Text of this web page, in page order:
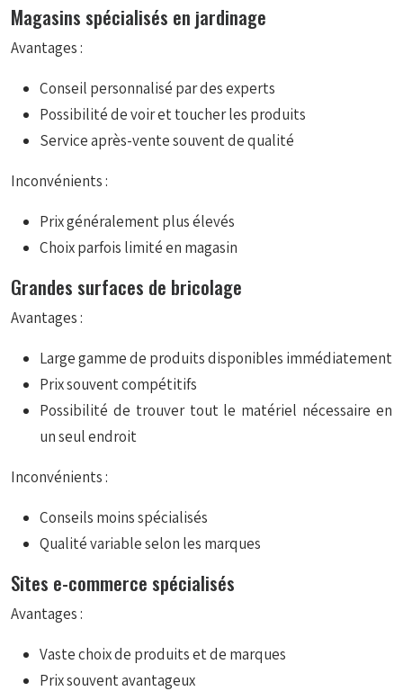
Magasins spécialisés en jardinage
Avantages :
Conseil personnalisé par des experts
Possibilité de voir et toucher les produits
Service après-vente souvent de qualité
Inconvénients :
Prix généralement plus élevés
Choix parfois limité en magasin
Grandes surfaces de bricolage
Avantages :
Large gamme de produits disponibles immédiatement
Prix souvent compétitifs
Possibilité de trouver tout le matériel nécessaire en
un seul endroit
Inconvénients :
Conseils moins spécialisés
Qualité variable selon les marques
Sites e-commerce spécialisés
Avantages :
Vaste choix de produits et de marques
Prix souvent avantageux